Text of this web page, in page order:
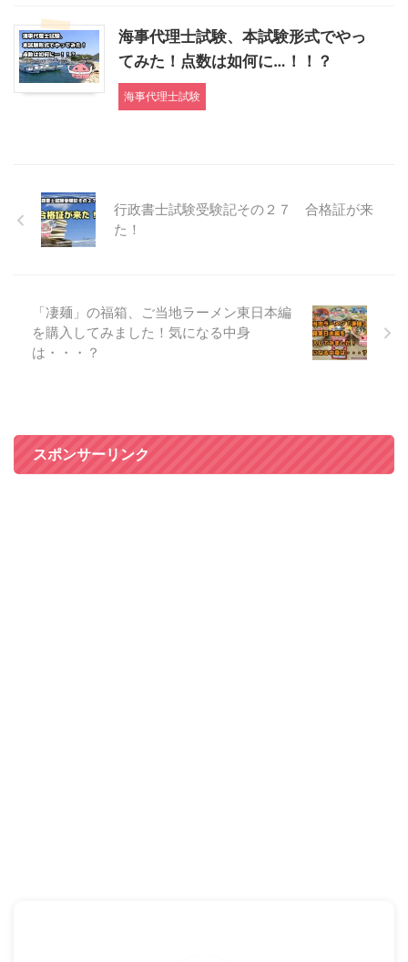
海事代理士試験、本試験形式でやっ
てみた！点数は如何に…！！？
海事代理士試験
行政書士試験受験記その２７ 合格証が来
た！
「凄麺」の福箱、ご当地ラーメン東日本編
を購入してみました！気になる中身
は・・・？
スポンサーリンク